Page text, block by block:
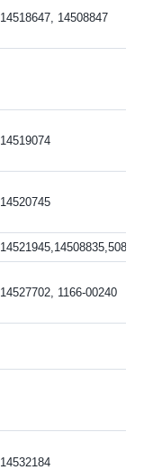
14518647, 14508847
14519074
14520745
14527702, 1166-00240
14532184